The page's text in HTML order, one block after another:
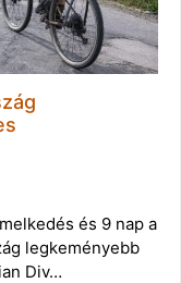
és 9 nap a
legkeményebb
Div…